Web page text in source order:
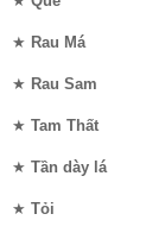
★ Rau Má
★ Rau Sam
★ Tam Thất
★ Tần dày lá
★ Tỏi